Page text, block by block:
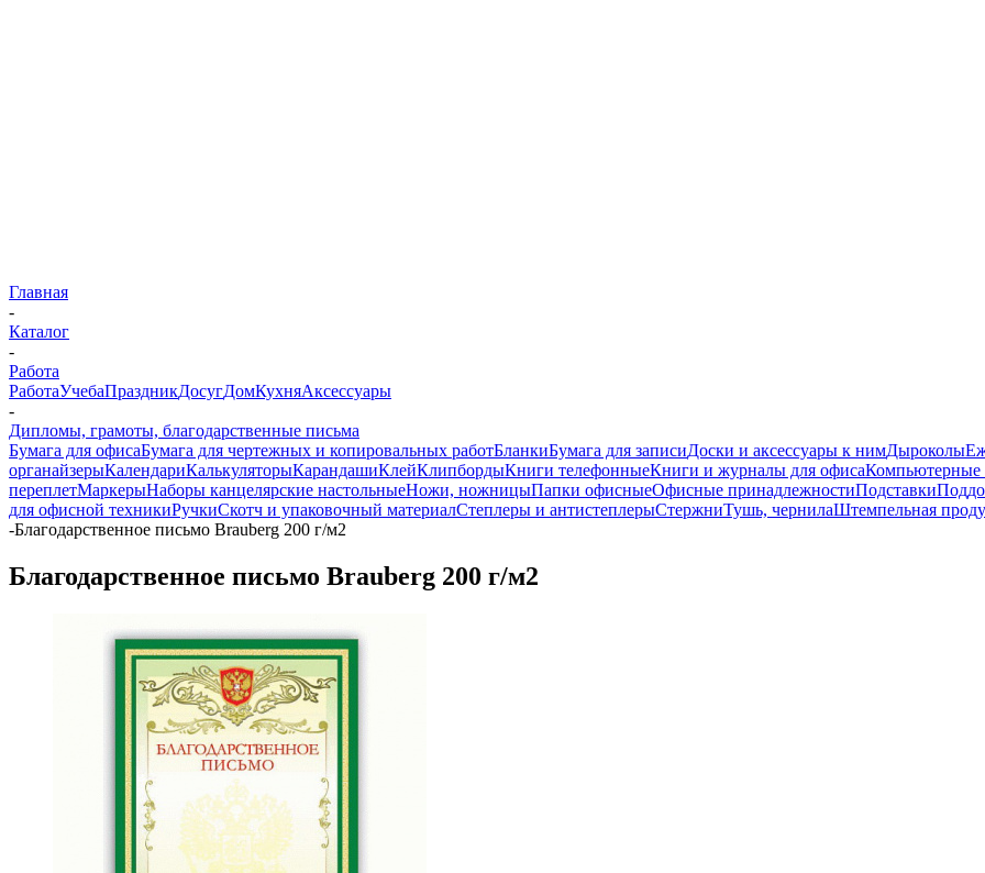
Главная
-
Каталог
-
Работа
РаботаУчебаПраздникДосугДомКухняАксессуары
-
Дипломы, грамоты, благодарственные письма
Бумага для офисаБумага для чертежных и копировальных работБланкиБумага для записиДоски и аксессуары к нимДыроколы
органайзерыКалендариКалькуляторыКарандашиКлейКлипбордыКниги телефонныеКниги и журналы для офисаКомпьютерные
переплетМаркерыНаборы канцелярские настольныеНожи, ножницыПапки офисныеОфисные принадлежностиПодставки
для офисной техникиРучкиСкотч и упаковочный материалСтеплеры и антистеплерыСтержниТушь, чернилаШтемпельная
-Благодарственное письмо Brauberg 200 г/м2
Благодарственное письмо Brauberg 200 г/м2